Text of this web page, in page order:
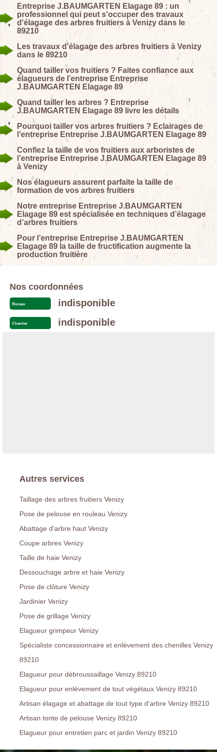
Entreprise J.BAUMGARTEN Elagage 89 : un
professionnel qui peut s'occuper des travaux
d'élagage des arbres fruitiers à Venizy dans le
89210
Les travaux d'élagage des arbres fruitiers à Venizy
dans le 89210
Quand tailler vos fruitiers ? Faites confiance aux
élagueurs de l’entreprise Entreprise
J.BAUMGARTEN Elagage 89
Quand tailler les arbres ? Entreprise
J.BAUMGARTEN Elagage 89 livre les détails
Pourquoi tailler vos arbres fruitiers ? Eclairages de
l’entreprise Entreprise J.BAUMGARTEN Elagage 89
Confiez la taille de vos fruitiers aux arboristes de
l’entreprise Entreprise J.BAUMGARTEN Elagage 89
à Venizy
Nos élagueurs assurent parfaite la taille de
formation de vos arbres fruitiers
Notre entreprise Entreprise J.BAUMGARTEN
Elagage 89 est spécialisée en techniques d’élagage
d’arbres fruitiers
Pour l’entreprise Entreprise J.BAUMGARTEN
Elagage 89 la taille de fructification augmente la
production fruitière
Nos coordonnées
Bureau indisponible
Chantier indisponible
Autres services
Taillage des arbres fruitiers Venizy
Pose de pelouse en rouleau Venizy
Abattage d'arbre haut Venizy
Coupe arbres Venizy
Taille de haie Venizy
Dessouchage arbre et haie Venizy
Pose de clôture Venizy
Jardinier Venizy
Pose de grillage Venizy
Elagueur grimpeur Venizy
Spécialiste concessionnaire et enlèvement des chenilles Venizy
89210
Elagueur pour débroussaillage Venizy 89210
Elagueur pour enlèvement de tout végétaux Venizy 89210
Artisan élagage et abattage de tout type d'arbre Venizy 89210
Artisan tonte de pelouse Venizy 89210
Elagueur pour entretien parc et jardin Venizy 89210